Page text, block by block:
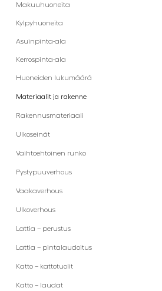
Makuuhuoneita
Kylpyhuoneita
Asuinpinta-ala
Kerrospinta-ala
Huoneiden lukumäärä
Materiaalit ja rakenne
Rakennusmateriaali
Ulkoseinät
Vaihtoehtoinen runko
Pystypuuverhous
Vaakaverhous
Ulkoverhous
Lattia – perustus
Lattia – pintalaudoitus
Katto – kattotuolit
Katto – laudat